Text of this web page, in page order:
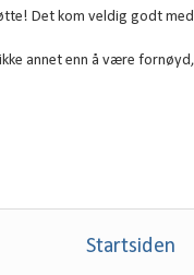
Det kom veldig godt
ikke annet enn å være
Startsiden